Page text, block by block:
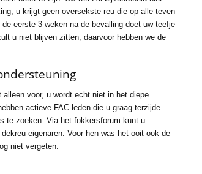
u krijgt geen oversekste reu die op alle teven
eerste 3 weken na de bevalling doet uw teefje
u niet blijven zitten, daarvoor hebben we de
alleen voor, u wordt echt niet in het diepe
actieve FAC-leden die u graag terzijde
te zoeken. Via het fokkersforum kunt u
eigenaren. Voor hen was het ooit ook de
niet vergeten.